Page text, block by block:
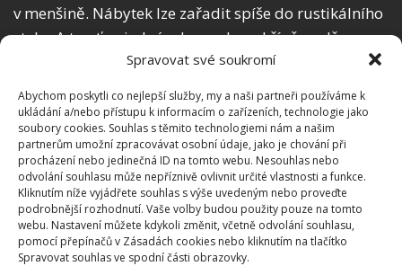
Spravovat své soukromí
Abychom poskytli co nejlepší služby, my a naši partneři používáme k
ukládání a/nebo přístupu k informacím o zařízeních, technologie jako
soubory cookies. Souhlas s těmito technologiemi nám a našim
partnerům umožní zpracovávat osobní údaje, jako je chování při
procházení nebo jedinečná ID na tomto webu. Nesouhlas nebo
odvolání souhlasu může nepříznivě ovlivnit určité vlastnosti a funkce.
Kliknutím níže vyjádřete souhlas s výše uvedeným nebo proveďte
podrobnější rozhodnutí. Vaše volby budou použity pouze na tomto
webu. Nastavení můžete kdykoli změnit, včetně odvolání souhlasu,
pomocí přepínačů v Zásadách cookies nebo kliknutím na tlačítko
Spravovat souhlas ve spodní části obrazovky.
v menšině. Nábytek lze zařadit spíše do rustikálního
stylu. A to ať se jedná o komody a skříně ze dřeva,
nebo se jedná o kovovou konstrukci postele, či se